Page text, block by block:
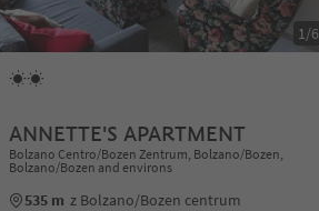
1/6
ANNETTE'S APARTMENT
Bolzano Centro/Bozen Zentrum, Bolzano/Bozen,
Bolzano/Bozen and environs
535 m z Bolzano/Bozen centrum